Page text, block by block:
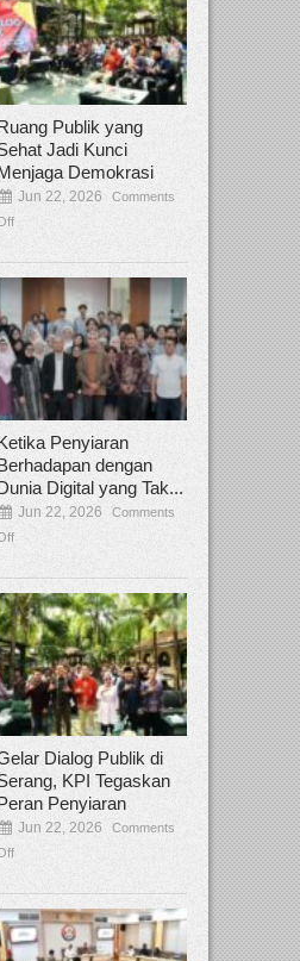
Yan Senjaya, Kreativitas Lima
Sinema Indonesia
Dec 22, 2025 Comments Off
Jakarta, Broadcastmagz – Yan Senjaya
Publik yang
Jadi Kunci
Demokrasi
Jun 22, 2026
Comments
Penyiaran
dengan
Digital yang Tak...
Jun 22, 2026
Comments
Dialog Publik di
KPI Tegaskan
Penyiaran
Jun 22, 2026
Comments